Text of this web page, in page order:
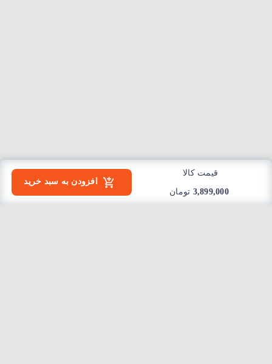
قیمت کالا
3,899,000 تومان
افزودن به سبد خرید